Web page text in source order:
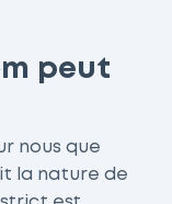
peut
nous que
la nature de